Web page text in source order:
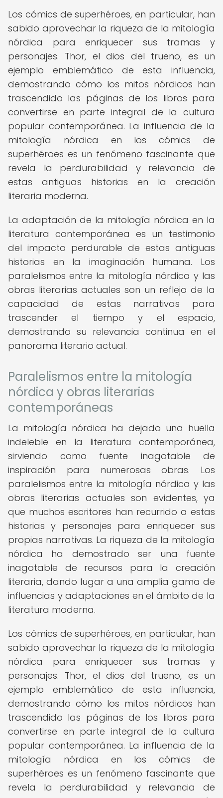
Los cómics de superhéroes, en particular, han
sabido aprovechar la riqueza de la mitología
nórdica para enriquecer sus tramas y
personajes. Thor, el dios del trueno, es un
ejemplo emblemático de esta influencia,
demostrando cómo los mitos nórdicos han
trascendido las páginas de los libros para
convertirse en parte integral de la cultura
popular contemporánea. La influencia de la
mitología nórdica en los cómics de
superhéroes es un fenómeno fascinante que
revela la perdurabilidad y relevancia de
estas antiguas historias en la creación
literaria moderna.
La adaptación de la mitología nórdica en la
literatura contemporánea es un testimonio
del impacto perdurable de estas antiguas
historias en la imaginación humana. Los
paralelismos entre la mitología nórdica y las
obras literarias actuales son un reflejo de la
capacidad de estas narrativas para
trascender el tiempo y el espacio,
demostrando su relevancia continua en el
panorama literario actual.
Paralelismos entre la mitología
nórdica y obras literarias
contemporáneas
La mitología nórdica ha dejado una huella
indeleble en la literatura contemporánea,
sirviendo como fuente inagotable de
inspiración para numerosas obras. Los
paralelismos entre la mitología nórdica y las
obras literarias actuales son evidentes, ya
que muchos escritores han recurrido a estas
historias y personajes para enriquecer sus
propias narrativas. La riqueza de la mitología
nórdica ha demostrado ser una fuente
inagotable de recursos para la creación
literaria, dando lugar a una amplia gama de
influencias y adaptaciones en el ámbito de la
literatura moderna.
Los cómics de superhéroes, en particular, han
sabido aprovechar la riqueza de la mitología
nórdica para enriquecer sus tramas y
personajes. Thor, el dios del trueno, es un
ejemplo emblemático de esta influencia,
demostrando cómo los mitos nórdicos han
trascendido las páginas de los libros para
convertirse en parte integral de la cultura
popular contemporánea. La influencia de la
mitología nórdica en los cómics de
superhéroes es un fenómeno fascinante que
revela la perdurabilidad y relevancia de